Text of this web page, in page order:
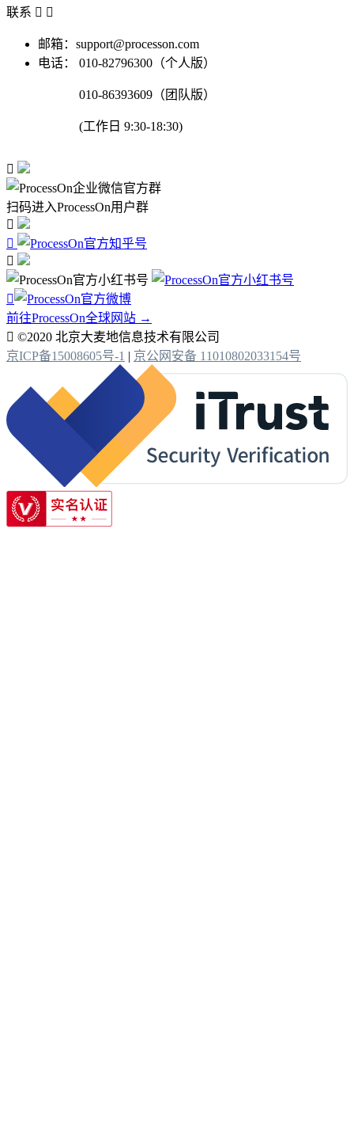
联系  
邮箱：support@processon.com
电话：
010-82796300（个人版）
010-86393609（团队版）
(工作日 9:30-18:30)

扫码进入ProcessOn用户群




前往ProcessOn全球网站 →
 ©2020 北京大麦地信息技术有限公司
京ICP备15008605号-1 | 京公网安备 11010802033154号